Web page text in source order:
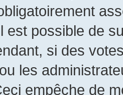
est possible de
si des
les
empêche de